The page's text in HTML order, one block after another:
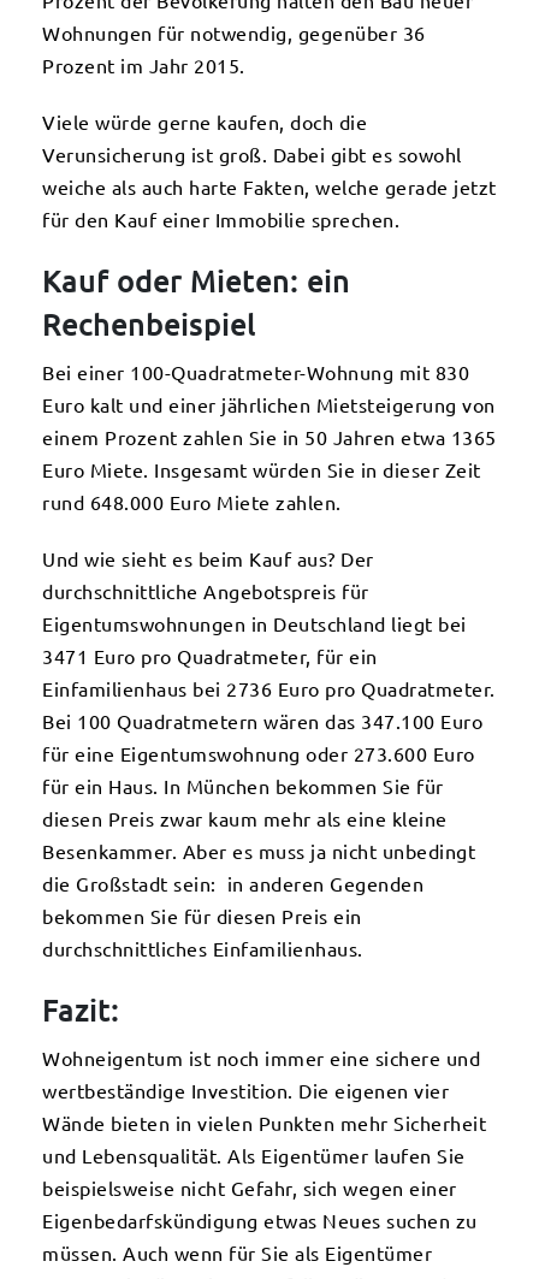
Wohnungen für notwendig, gegenüber 36
Prozent im Jahr 2015.
Viele würde gerne kaufen, doch die
Verunsicherung ist groß. Dabei gibt es sowohl
weiche als auch harte Fakten, welche gerade jetzt
für den Kauf einer Immobilie sprechen.
Kauf oder Mieten: ein
Rechenbeispiel
Bei einer 100-Quadratmeter-Wohnung mit 830
Euro kalt und einer jährlichen Mietsteigerung von
einem Prozent zahlen Sie in 50 Jahren etwa 1365
Euro Miete. Insgesamt würden Sie in dieser Zeit
rund 648.000 Euro Miete zahlen.
Und wie sieht es beim Kauf aus? Der
durchschnittliche Angebotspreis für
Eigentumswohnungen in Deutschland liegt bei
3471 Euro pro Quadratmeter, für ein
Einfamilienhaus bei 2736 Euro pro Quadratmeter.
Bei 100 Quadratmetern wären das 347.100 Euro
für eine Eigentumswohnung oder 273.600 Euro
für ein Haus. In München bekommen Sie für
diesen Preis zwar kaum mehr als eine kleine
Besenkammer. Aber es muss ja nicht unbedingt
die Großstadt sein: in anderen Gegenden
bekommen Sie für diesen Preis ein
durchschnittliches Einfamilienhaus.
Fazit:
Wohneigentum ist noch immer eine sichere und
wertbeständige Investition. Die eigenen vier
Wände bieten in vielen Punkten mehr Sicherheit
und Lebensqualität. Als Eigentümer laufen Sie
beispielsweise nicht Gefahr, sich wegen einer
Eigenbedarfskündigung etwas Neues suchen zu
müssen. Auch wenn für Sie als Eigentümer